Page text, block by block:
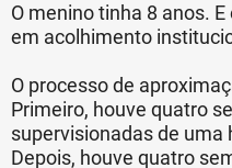
O menino tinha 8 anos.
em acolhimento
O processo de
Primeiro, houve quatro
supervisionadas de uma
Depois, houve quatro